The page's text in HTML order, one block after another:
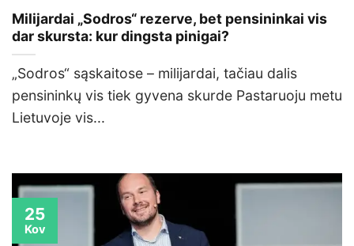
Milijardai „Sodros“ rezerve, bet pensininkai vis
dar skursta: kur dingsta pinigai?
„Sodros“ sąskaitose – milijardai, tačiau dalis
pensininkų vis tiek gyvena skurde Pastaruoju metu
Lietuvoje vis...
25
Kov